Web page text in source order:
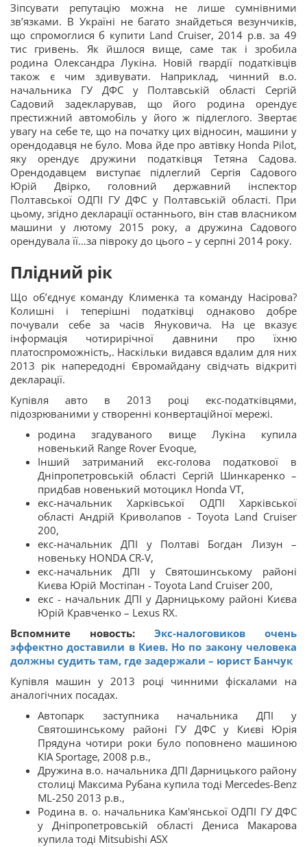
Зіпсувати репутацію можна не лише сумнівними
зв’язками. В Україні не багато знайдеться везунчиків,
що спромоглися б купити Land Cruiser, 2014 р.в. за 49
тис гривень. Як йшлося вище, саме так і зробила
родина Олександра Лукіна. Новій гвардії податківців
також є чим здивувати. Наприклад, чинний в.о.
начальника ГУ ДФС у Полтавській області Сергій
Садовий задекларував, що його родина орендує
престижний автомобіль у його ж підлеглого. Звертає
увагу на себе те, що на початку цих відносин, машини у
орендодавця не було. Мова йде про автівку Honda Pilot,
яку орендує дружини податківця Тетяна Садова.
Орендодавцем виступає підлеглий Сергія Садового
Юрій Двірко, головний державний інспектор
Полтавської ОДПІ ГУ ДФС у Полтавській області. При
цьому, згідно декларації останнього, він став власником
машини у лютому 2015 року, а дружина Садового
орендувала її…за півроку до цього – у серпні 2014 року.
Плідний рік
Що об’єднує команду Клименка та команду Насірова?
Колишні і теперішні податківці однаково добре
почували себе за часів Януковича. На це вказує
інформація чотирирічної давнини про їхню
платоспроможність,. Наскільки видався вдалим для них
2013 рік напередодні Євромайдану свідчать відкриті
декларації.
Купівля авто в 2013 році екс-податківцями,
підозрюваними у створенні конвертаційної мережі.
родина згадуваного вище Лукіна купила
новенький Range Rover Evoque,
Інший затриманий екс-голова податкової в
Дніпропетровській області Сергій Шинкаренко –
придбав новенький мотоцикл Honda VT,
екс-начальник Харківської ОДПІ Харківської
області Андрій Криволапов - Toyota Land Cruiser
200,
екс-начальник ДПІ у Полтаві Богдан Лизун –
новеньку HONDA CR-V,
екс-начальник ДПІ у Святошинському районі
Києва Юрій Мостіпан - Toyota Land Cruiser 200,
екс - начальник ДПІ у Дарницькому районі Києва
Юрій Кравченко – Lexus RX.
Вспомните новость: Экс-налоговиков очень
эффектно доставили в Киев. Но по закону человека
должны судить там, где задержали – юрист Банчук
Купівля машин у 2013 році чинними фіскалами на
аналогічних посадах.
Автопарк заступника начальника ДПІ у
Святошинському районі ГУ ДФС у Києві Юрія
Прядуна чотири роки було поповнено машиною
КIA Sportage, 2008 р.в.,
Дружина в.о. начальника ДПІ Дарницького району
столиці Максима Рубана купила тоді Mercedes-Benz
ML-250 2013 р.в.,
Родина в. о. начальника Кам'янської ОДПІ ГУ ДФС
у Дніпропетровській області Дениса Макарова
купила тоді Mitsubishi ASX